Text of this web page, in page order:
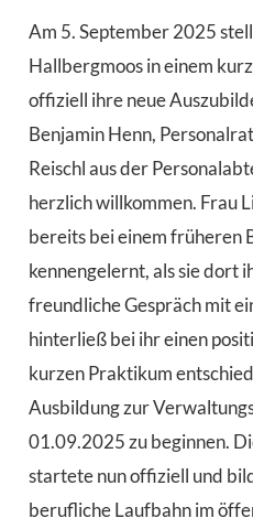
Am 5. September 2025
Hallbergmoos in einem
offiziell ihre neue
Benjamin Henn,
Reischl aus der
herzlich willkommen. Frau
bereits bei einem früheren
kennengelernt, als sie dort
freundliche Gespräch mit
hinterließ bei ihr einen
kurzen Praktikum
Ausbildung zur
01.09.2025 zu beginnen.
startete nun offiziell und
berufliche Laufbahn im